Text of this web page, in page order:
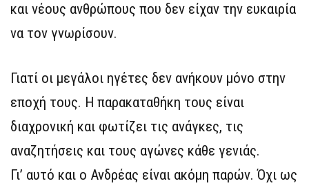
και νέους ανθρώπους που δεν είχαν την ευκαιρία
να τον γνωρίσουν.
Γιατί οι μεγάλοι ηγέτες δεν ανήκουν μόνο στην
εποχή τους. H παρακαταθήκη τους είναι
διαχρονική και φωτίζει τις ανάγκες, τις
αναζητήσεις και τους αγώνες κάθε γενιάς.
Γι’ αυτό και ο Ανδρέας είναι ακόμη παρών. Όχι ως